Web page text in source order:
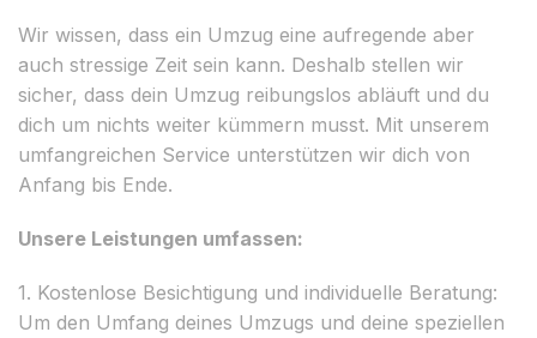
Wir wissen, dass ein Umzug eine aufregende aber
auch stressige Zeit sein kann. Deshalb stellen wir
sicher, dass dein Umzug reibungslos abläuft und du
dich um nichts weiter kümmern musst. Mit unserem
umfangreichen Service unterstützen wir dich von
Anfang bis Ende.
Unsere Leistungen umfassen:
1. Kostenlose Besichtigung und individuelle Beratung:
Um den Umfang deines Umzugs und deine speziellen